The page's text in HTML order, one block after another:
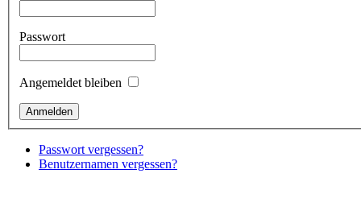
Passwort
Angemeldet bleiben
Passwort vergessen?
Benutzernamen vergessen?